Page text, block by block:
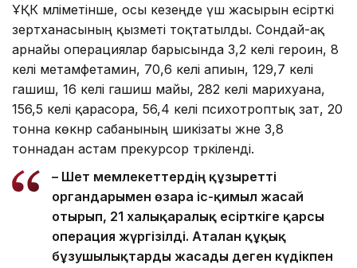
ҰҚК мәліметінше, осы кезеңде үш жасырын есірткі
зертханасының қызметі тоқтатылды. Сондай-ақ
арнайы операциялар барысында 3,2 келі героин, 8
келі метамфетамин, 70,6 келі апиын, 129,7 келі
гашиш, 16 келі гашиш майы, 282 келі марихуана,
156,5 келі қарасора, 56,4 келі психотроптық зат, 20
тонна көкнәр сабанының шикізаты және 3,8
тоннадан астам прекурсор тәркіленді.
– Шет мемлекеттердің құзыретті
органдарымен өзара іс-қимыл жасай
отырып, 21 халықаралық есірткіге қарсы
операция жүргізілді. Аталған құқық
бұзушылықтарды жасады деген күдікпен